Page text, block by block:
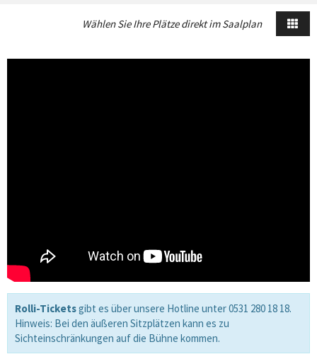
Wählen Sie Ihre Plätze direkt im Saalplan
Rolli-Ticketsgibt es über unsere Hotline unter 0531 280 18 18.
Hinweis: Bei den äußeren Sitzplätzen kann es zu
Sichteinschränkungen auf die Bühne kommen.